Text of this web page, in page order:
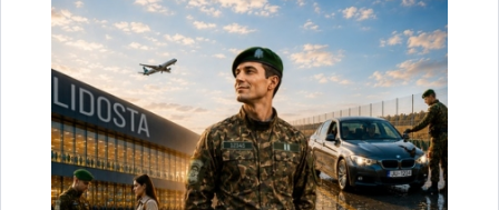
ziņojot par aizdomīgām personām un transportlīdzekļiem.
Gadījumos, kad iedzīvotāji konstatē personas vai personu
grupas, kas nav raksturīgas Latvijas Republikas etniskajai un
nacionālajai piederībai (ārējais izskats liecina, ka personas var
būt trešo valstu pilsoņi), aicinām nekavējoties informēt Valsts
robežsardzes vai Valsts policijas amatpersonas, izmantojot
Vienoto ārkārtas palīdzības izsaukumu tālruni 112 (24 stundu